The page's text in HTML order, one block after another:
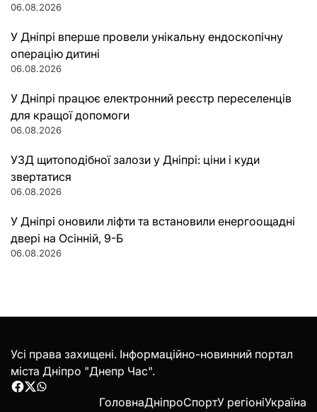
06.08.2026
У Дніпрі вперше провели унікальну ендоскопічну
операцію дитині
06.08.2026
У Дніпрі працює електронний реєстр переселенців
для кращої допомоги
06.08.2026
УЗД щитоподібної залози у Дніпрі: ціни і куди
звертатися
06.08.2026
У Дніпрі оновили ліфти та встановили енергоощадні
двері на Осінній, 9-Б
06.08.2026
Усі права захищені. Інформаційно-новинний портал
міста Дніпро "Днепр Час".
Facebook
Twitter
WhatsApp
ГоловнаДніпроСпортУ регіоніУкраїна